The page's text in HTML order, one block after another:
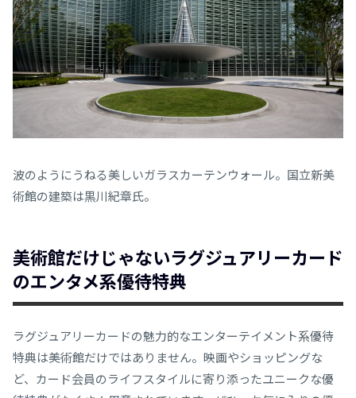
波のようにうねる美しいガラスカーテンウォール。国立新美
術館の建築は黒川紀章氏。
美術館だけじゃないラグジュアリーカード
のエンタメ系優待特典
ラグジュアリーカードの魅力的なエンターテイメント系優待
特典は美術館だけではありません。映画やショッピングな
ど、カード会員のライフスタイルに寄り添ったユニークな優